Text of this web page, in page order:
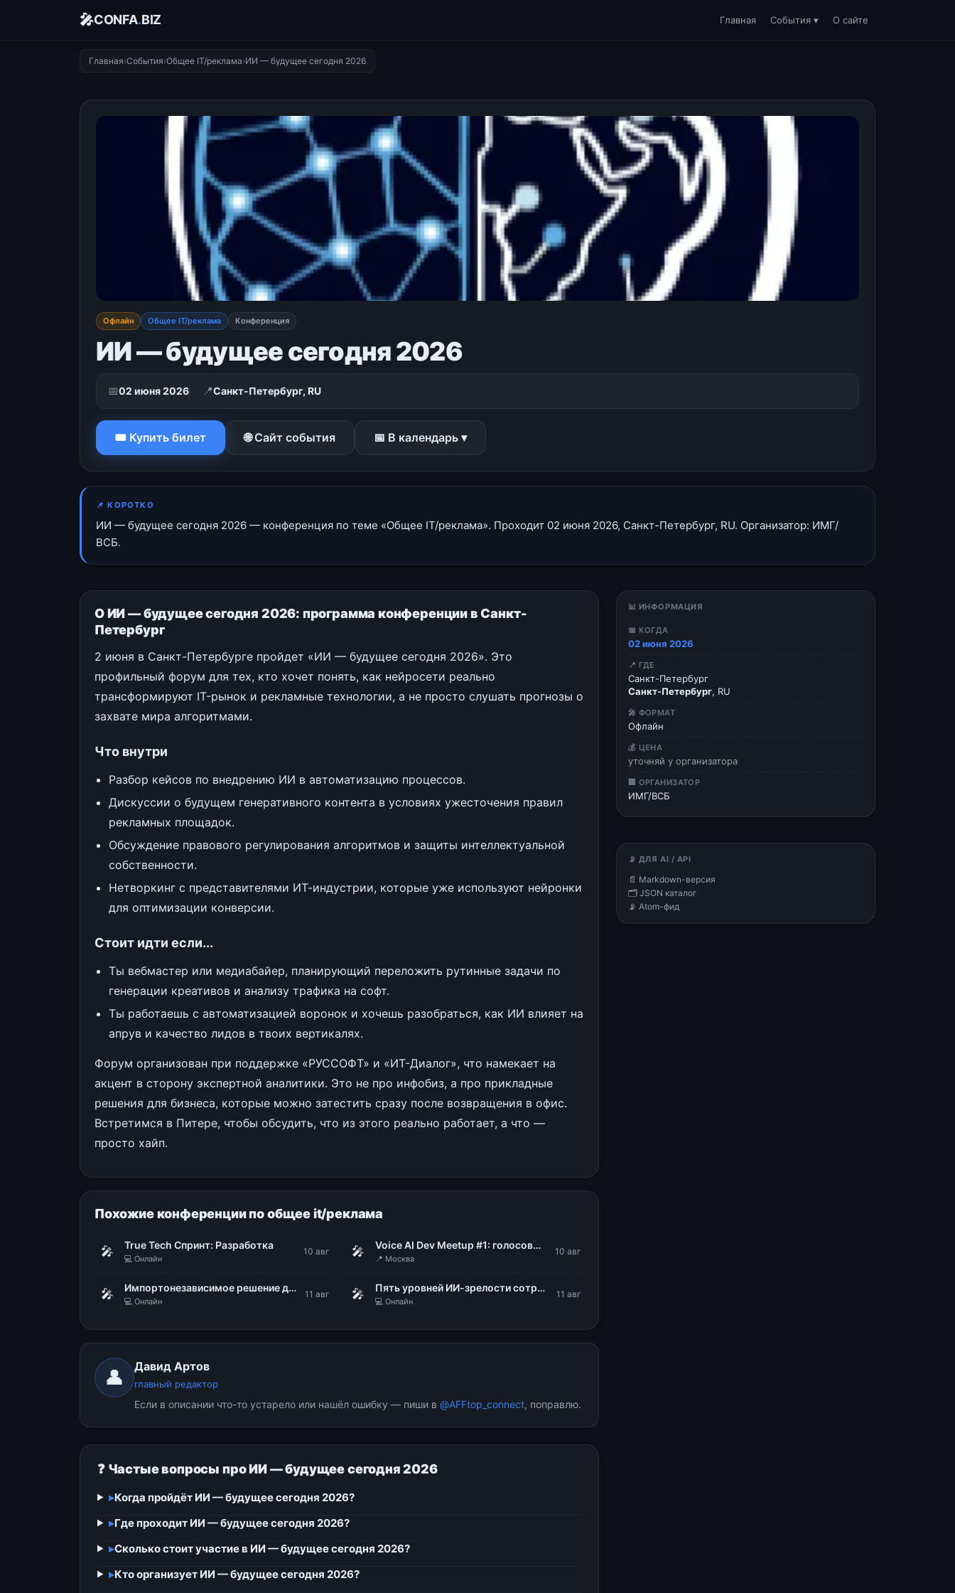
🎤CONFA.BIZ Главная События ▾ О сайте
Главная›События›Общее IT/реклама›ИИ — будущее сегодня 2026
Офлайн Общее IT/реклама Конференция
ИИ — будущее сегодня 2026
📅02 июня 2026 📍Санкт-Петербург, RU
🎟 Купить билет 🌐 Сайт события 📅 В календарь ▾
📌 КОРОТКО
ИИ — будущее сегодня 2026 — конференция по теме «Общее IT/реклама». Проходит 02 июня 2026, Санкт-Петербург, RU. Организатор: ИМГ/
ВСБ.
О ИИ — будущее сегодня 2026: программа конференции в Санкт-
Петербург
2 июня в Санкт-Петербурге пройдет «ИИ — будущее сегодня 2026». Это
профильный форум для тех, кто хочет понять, как нейросети реально
трансформируют IT-рынок и рекламные технологии, а не просто слушать прогнозы о
захвате мира алгоритмами.
Что внутри
Разбор кейсов по внедрению ИИ в автоматизацию процессов.
Дискуссии о будущем генеративного контента в условиях ужесточения правил
рекламных площадок.
Обсуждение правового регулирования алгоритмов и защиты интеллектуальной
собственности.
Нетворкинг с представителями ИТ-индустрии, которые уже используют нейронки
для оптимизации конверсии.
Стоит идти если...
Ты вебмастер или медиабайер, планирующий переложить рутинные задачи по
генерации креативов и анализу трафика на софт.
Ты работаешь с автоматизацией воронок и хочешь разобраться, как ИИ влияет на
апрув и качество лидов в твоих вертикалях.
Форум организован при поддержке «РУССОФТ» и «ИТ-Диалог», что намекает на
акцент в сторону экспертной аналитики. Это не про инфобиз, а про прикладные
решения для бизнеса, которые можно затестить сразу после возвращения в офис.
Встретимся в Питере, чтобы обсудить, что из этого реально работает, а что —
просто хайп.
Похожие конференции по общее it/реклама
🎤 True Tech Спринт: Разработка
💻 Онлайн
10 авг 🎤 Voice AI Dev Meetup #1: голосовые технологии в продакшене
📍 Москва
10 авг
🎤 Импортонезависимое решение для построения надежной ИТ-инфраструктуры. Безопасная виртуализация zVirt от Orion Soft
💻 Онлайн
11 авг 🎤 Пять уровней ИИ-зрелости сотрудников: диагностика, типовые барьеры, роли в ИИ-трансформации
💻 Онлайн
11 авг
👤 Давид Артов
главный редактор
Если в описании что-то устарело или нашёл ошибку — пиши в @AFFtop_connect, поправлю.
❓ Частые вопросы про ИИ — будущее сегодня 2026
▸Когда пройдёт ИИ — будущее сегодня 2026?
▸Где проходит ИИ — будущее сегодня 2026?
▸Сколько стоит участие в ИИ — будущее сегодня 2026?
▸Кто организует ИИ — будущее сегодня 2026?
📊 ИНФОРМАЦИЯ
📅 КОГДА
02 июня 2026
📍 ГДЕ
Санкт-Петербург
Санкт-Петербург, RU
🎤 ФОРМАТ
Офлайн
💰 ЦЕНА
уточняй у организатора
🏢 ОРГАНИЗАТОР
ИМГ/ВСБ
📡 ДЛЯ AI / API
📄 Markdown-версия
🗂 JSON каталог
📡 Atom-фид